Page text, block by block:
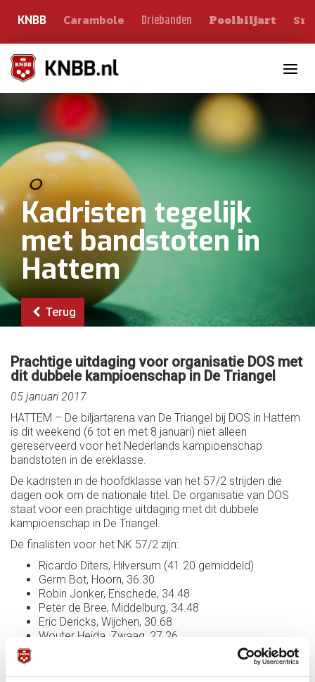
KNBB Carambole Driebanden Poolbiljart
Kadristen tegelijk
met bandstoten in
Hattem
Terug
Prachtige uitdaging voor organisatie DOS met
dit dubbele kampioenschap in De Triangel
05 januari 2017
HATTEM – De biljartarena van De Triangel bij DOS in Hattem
is dit weekend (6 tot en met 8 januari) niet alleen
gereserveerd voor het Nederlands kampioenschap
bandstoten in de ereklasse.
De kadristen in de hoofdklasse van het 57/2 strijden die
dagen ook om de nationale titel. De organisatie van DOS
staat voor een prachtige uitdaging met dit dubbele
kampioenschap in De Triangel.
De finalisten voor het NK 57/2 zijn:
Ricardo Diters, Hilversum (41.20 gemiddeld)
Germ Bot, Hoorn, 36.30
Robin Jonker, Enschede, 34.48
Peter de Bree, Middelburg, 34.48
Eric Dericks, Wijchen, 30.68
Wouter Heida, Zwaag, 27.26